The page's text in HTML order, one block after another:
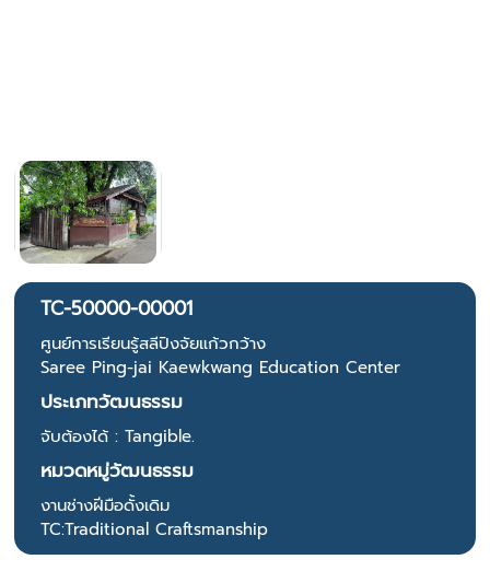
TC-50000-00001
ศูนย์การเรียนรู้สลีปิงจัยแก้วกว้าง
Saree Ping-jai Kaewkwang Education Center
ประเภทวัฒนธรรม
จับต้องได้ : Tangible.
หมวดหมู่วัฒนธรรม
งานช่างฝีมือดั้งเดิม
TC:Traditional Craftsmanship